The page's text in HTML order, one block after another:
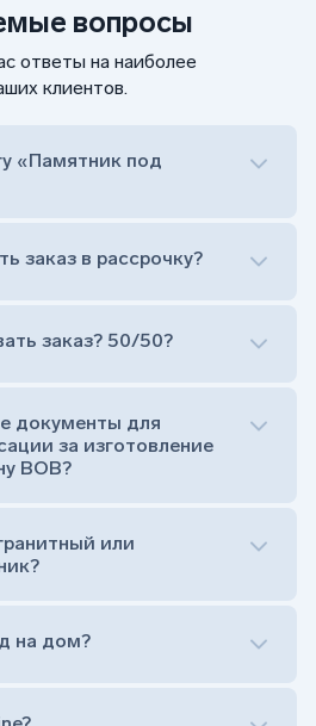
вопросы
ответы на наиболее
клиентов.
«Памятник под
на который при помощи
стела)
могилки, бывает, что
комплекта
веры (крестик или
вовсе портрет не рисовать)
заказ в рассрочку?
заказ? 50/50?
документы для
за изготовление
ВОВ?
или
на дом?